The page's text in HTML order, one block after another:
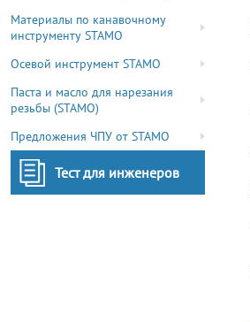
Материалы по канавочному
инструменту STAMO
Осевой инструмент STAMO
Паста и масло для нарезания
резьбы (STAMO)
Предложения ЧПУ от STAMO
Тест для инженеров